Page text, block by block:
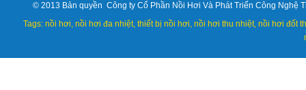
© 2013 Bản quyền Công ty Cổ Phần Nồi Hơi Và Phát Triển Công
Tags: nồi hơi, nồi hơi đa nhiệt, thiết bị nồi hơi, nồi hơi thu nhiệt, nồi hơi đốt